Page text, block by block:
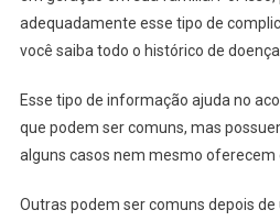
adequadamente esse tipo de
você saiba todo o histórico de
Esse tipo de informação ajuda no
que podem ser comuns, mas
alguns casos nem mesmo oferecem
Outras podem ser comuns depois